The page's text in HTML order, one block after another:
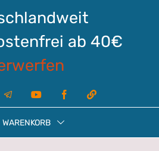
ab 40€
Telegram YouTube FacebookLinktree
WARENKORB